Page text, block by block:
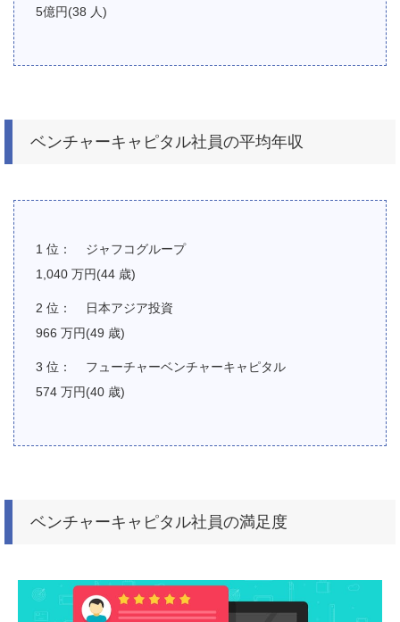
5億円(38 人)
ベンチャーキャピタル社員の平均年収
ジャフコグループ
1,040 万円(44 歳)
日本アジア投資
966 万円(49 歳)
フューチャーベンチャーキャピタル
574 万円(40 歳)
ベンチャーキャピタル社員の満足度